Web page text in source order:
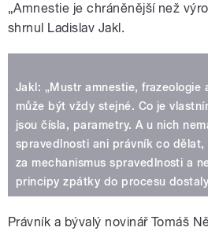
„Amnestie je chráněnější než
shrnul Ladislav Jakl.
Jakl: „Mustr amnestie, frazeologie
může být vždy stejné. Co je
jsou čísla, parametry. A u nich
spravedlnosti ani právník co
za mechanismus spravedlnosti a
principy zpátky do procesu
Právník a bývalý novinář Tomáš